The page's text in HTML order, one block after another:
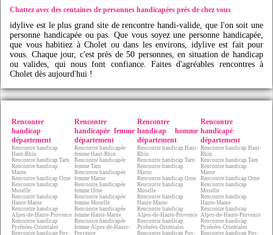
Chattez avec des centaines de personnes handicapées près de chez vous
idylive est le plus grand site de rencontre handi-valide, que l'on soit une
personne handicapée ou pas. Que vous soyez une personne handicapée,
que vous habitiez à Cholet ou dans les environs, idyliveest fait pour
vous. Chaque jour, c'est près de 50 personnes, en situation de handicap
ou valides, qui nous font confiance. Faites d'agréables rencontres à
Cholet dès aujourd'hui !
Rencontre
handicap
département
Rencontre handicap
Haut-Rhin
Rencontre handicap Tarn
Rencontre handicap
Marne
Rencontre handicap Orne
Rencontre handicap
Moselle
Rencontre handicap
Haute-Marne
Rencontre handicap
Alpes-de-Haute-Provence
Rencontre handicap
Pyrénées-Orientales
Rencontre handicap Puy-
Rencontre
handicapée femme
département
Rencontre handicapée
femme Haut-Rhin
Rencontre handicapée
femme Tarn
Rencontre handicapée
femme Marne
Rencontre handicapée
femme Orne
Rencontre handicapée
femme Moselle
Rencontre handicapée
femme Haute-Marne
Rencontre handicapée
femme Alpes-de-Haute-
Provence
Rencontre
handicap homme
département
Rencontre handicap Haut-
Rhin
Rencontre handicap Tarn
Rencontre handicap
Marne
Rencontre handicap Orne
Rencontre handicap
Moselle
Rencontre handicap
Haute-Marne
Rencontre handicap
Alpes-de-Haute-Provence
Rencontre handicap
Pyrénées-Orientales
Rencontre handicap Puy-
Rencontre
handicapé
département
Rencontre handicap Haut-
Rhin
Rencontre handicap Tarn
Rencontre handicap
Marne
Rencontre handicap Orne
Rencontre handicap
Moselle
Rencontre handicap
Haute-Marne
Rencontre handicap
Alpes-de-Haute-Provence
Rencontre handicap
Pyrénées-Orientales
Rencontre handicap Puy-